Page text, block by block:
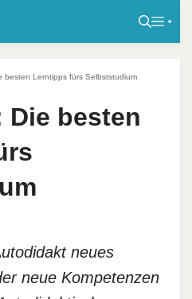
besten Lerntipps fürs Selbststudium
besten
neues
neue Kompetenzen